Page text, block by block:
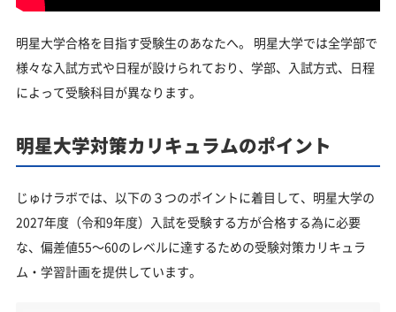
明星大学合格を目指す受験生のあなたへ。 明星大学では全学部で
様々な入試方式や日程が設けられており、学部、入試方式、日程
によって受験科目が異なります。
明星大学対策カリキュラムのポイント
じゅけラボでは、以下の３つのポイントに着目して、明星大学の
2027年度（令和9年度）入試を受験する方が合格する為に必要
な、偏差値55～60のレベルに達するための受験対策カリキュラ
ム・学習計画を提供しています。